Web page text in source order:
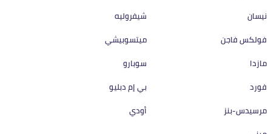
نيسان
شيفروليه
فولكس فاجن
ميتسوبيشي
مازدا
سوبارو
فورد
بي إم دبليو
مرسيدس-بنز
أودي